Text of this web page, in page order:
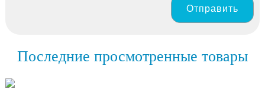
Отправить
Последние просмотренные товары